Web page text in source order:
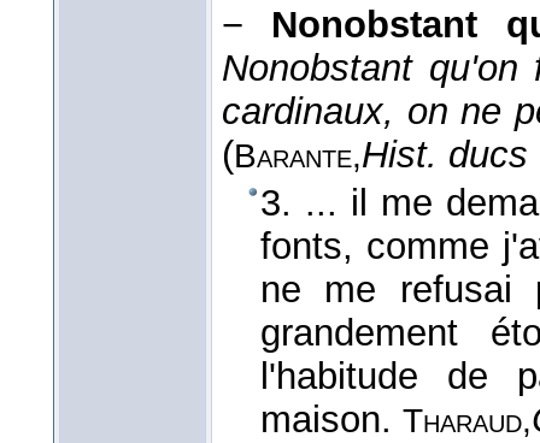
− Nonobstant
Nonobstant
cardinaux, on ne
(Barante,Hist. ducs
3. ... il me
fonts, comme
ne me
grandement
l'habitude de
maison. Tharaud,